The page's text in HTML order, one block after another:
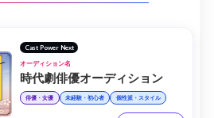
Cast Power Next
オーディション名
時代劇俳優オーディション
俳優・女優 未経験・初心者 個性派・スタイル